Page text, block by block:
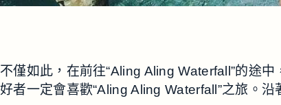
不僅如此，在前往“Aling Aling Waterfall”的途
好者一定會喜歡“Aling Aling Waterfall”之旅。